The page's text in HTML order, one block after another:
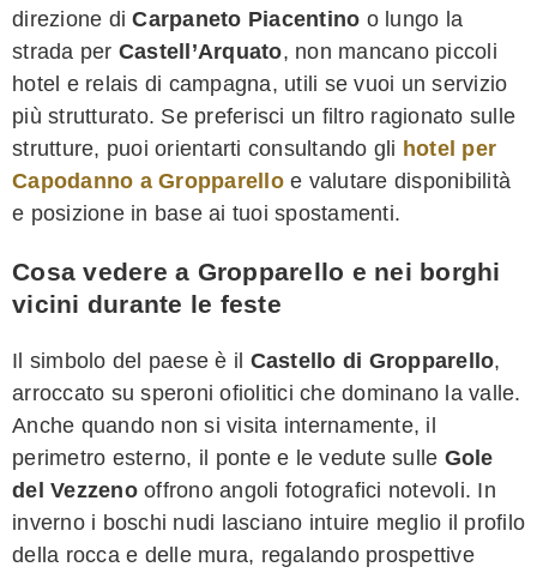
direzione diCarpaneto Piacentino o lungo la
strada per Castell’Arquato, non mancano piccoli
hotel e relais di campagna, utili se vuoi un servizio
più strutturato. Se preferisci un filtro ragionato sulle
strutture, puoi orientarti consultando gli hotel per
Capodanno a Gropparelloe valutare disponibilità
e posizione in base ai tuoi spostamenti.
Cosa vedere a Gropparello e nei borghi
vicini durante le feste
Il simbolo del paese è il Castello di Gropparello,
arroccato su speroni ofiolitici che dominano la valle.
Anche quando non si visita internamente, il
perimetro esterno, il ponte e le vedute sulle Gole
del Vezzenooffrono angoli fotografici notevoli. In
inverno i boschi nudi lasciano intuire meglio il profilo
della rocca e delle mura, regalando prospettive